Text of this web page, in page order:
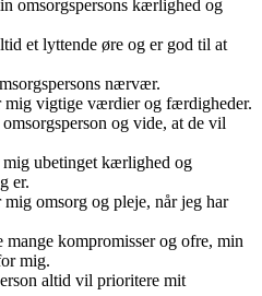
omsorgspersons kærlighed og
et lyttende øre og er god til at
nærvær.
mig vigtige værdier og færdigheder.
og vide, at de vil
ubetinget kærlighed og
er.
omsorg og pleje, når jeg har
mange kompromisser og ofre, min
mig.
altid vil prioritere mit